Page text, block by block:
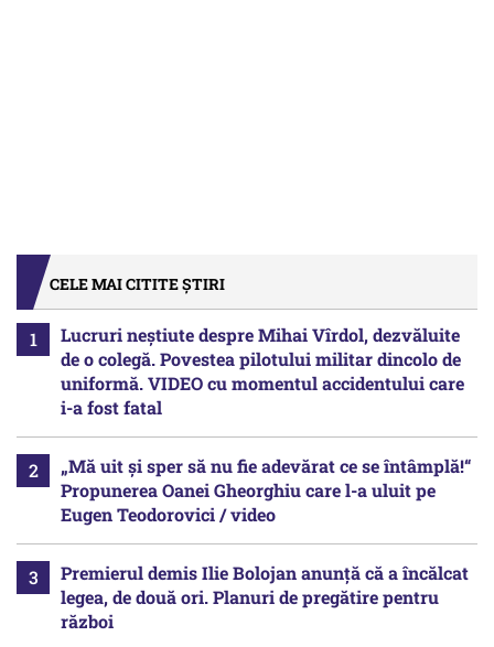
CELE MAI CITITE ȘTIRI
Lucruri neștiute despre Mihai Vîrdol, dezvăluite
de o colegă. Povestea pilotului militar dincolo de
uniformă. VIDEO cu momentul accidentului care
i-a fost fatal
„Mă uit și sper să nu fie adevărat ce se întâmplă!“
Propunerea Oanei Gheorghiu care l-a uluit pe
Eugen Teodorovici / video
Premierul demis Ilie Bolojan anunță că a încălcat
legea, de două ori. Planuri de pregătire pentru
război